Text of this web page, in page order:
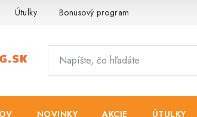
Útulky Bonusový program
NOVINKY AKCIE ÚTULKY